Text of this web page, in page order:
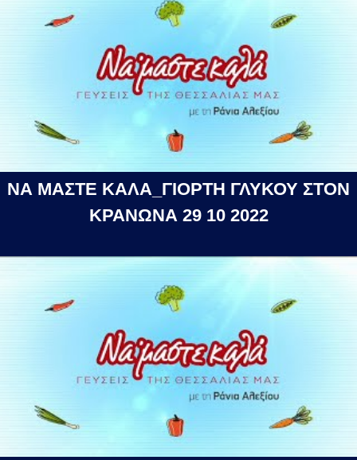
ΝΑ ΜΑΣΤΕ ΚΑΛΑ_ΓΙΟΡΤΗ ΓΛΥΚΟΥ ΣΤΟΝ
ΚΡΑΝΩΝΑ 29 10 2022